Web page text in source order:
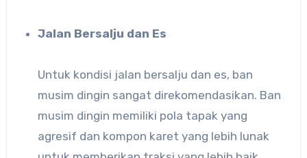
Jalan Bersalju dan Es
Untuk kondisi jalan bersalju dan es, ban
musim dingin sangat direkomendasikan. Ban
musim dingin memiliki pola tapak yang
agresif dan kompon karet yang lebih lunak